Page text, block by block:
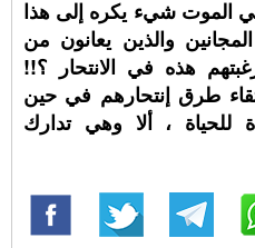
الموت شيء يكره إلى هذا
والذين يعانون من
هذه في الانتحار ؟!!
طرق إنتحارهم في حين
للحياة ، ألا وهي تدارك